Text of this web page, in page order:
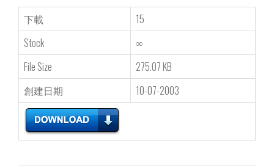
下載
15
Stock
∞
File Size
275.07 KB
創建日期
10-07-2003